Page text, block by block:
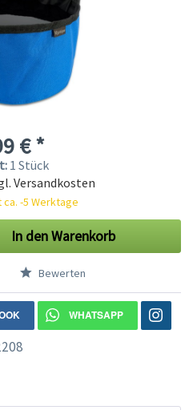
€ *
1 Stück
Versandkosten
-5 Werktage
In denWarenkorb
Bewerten
WHATSAPP